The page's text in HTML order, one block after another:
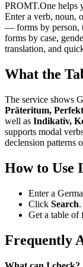
PROMT.One helps
Enter a verb, noun,
— forms by person,
forms by case,
translation, and
What the
The service shows
Präteritum,
well as Indikativ,
supports modal
declension patterns
How to Use
Enter a
Click Search.
Get a table of
Frequently